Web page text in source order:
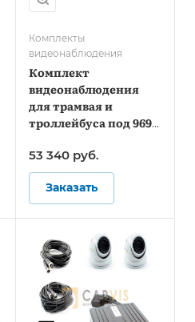
Комплекты
видеонаблюдения
Комплект
видеонаблюдения
для трамвая и
троллейбуса под 969
Онлайн
53 340 руб.
Заказать